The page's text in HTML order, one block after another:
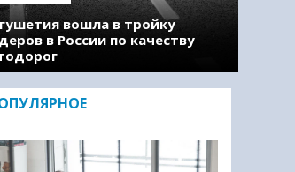
вошла в тройку
в России по качеству